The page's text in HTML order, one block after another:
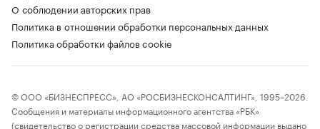
О соблюдении авторских прав
Политика в отношении обработки персональных данных
Политика обработки файлов cookie
© ООО «БИЗНЕСПРЕСС», АО «РОСБИЗНЕСКОНСАЛТИНГ», 1995–2026.
Сообщения и материалы информационного агентства «РБК»
(свидетельство о регистрации средства массовой информации выдано